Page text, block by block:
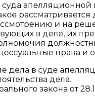
суда
и на
в деле, их
права и
дела в суде
дела.
закона от